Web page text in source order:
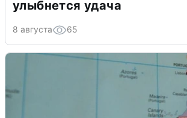
улыбнется удача
8 августа 65